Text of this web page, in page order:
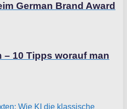
German Brand Award
– 10 Tipps worauf man